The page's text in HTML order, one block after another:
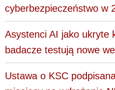
cyberbezpieczeństwo w
Asystenci AI jako ukryte
badacze testują nowe
Ustawa o KSC